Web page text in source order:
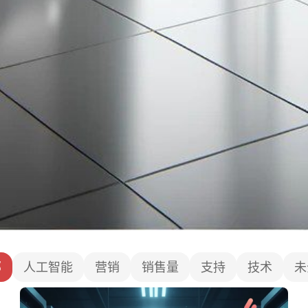
人工智能 营销 销售量 支持 技术